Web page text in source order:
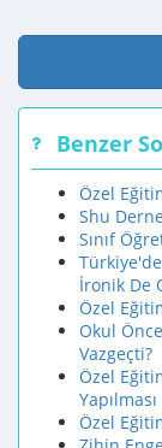
Benzer
Özel
Shu
Sınıf
İronik De
Özel
Okul
Vazgeçti?
Özel
Özel